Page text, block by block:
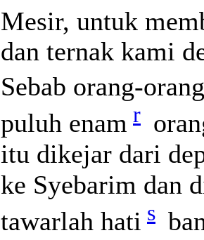
Mesir, untuk
dan ternak kami
Sebab orang-
puluh enam r
itu dikejar dari
ke Syebarim dan
tawarlah hati s